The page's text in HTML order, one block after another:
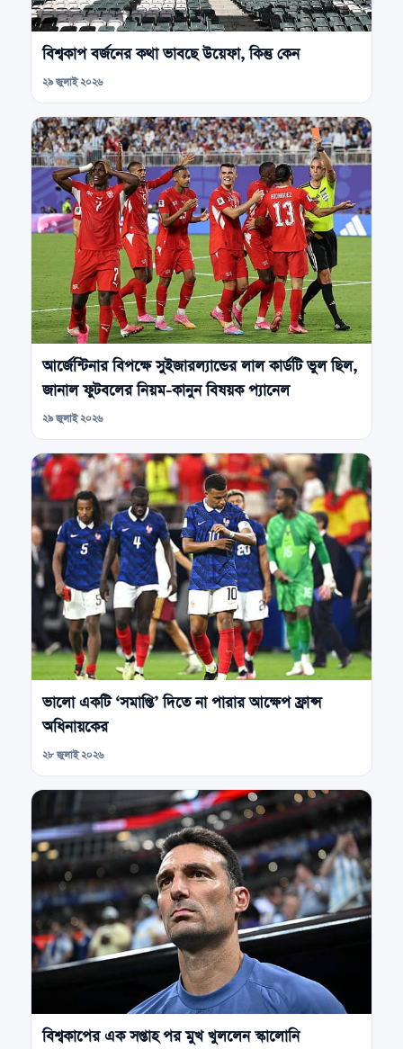
বিশ্বকাপ বর্জনের কথা ভাবছে উয়েফা, কিন্তু কেন
২৯ জুলাই ২০২৬
আর্জেন্টিনার বিপক্ষে সুইজারল্যান্ডের লাল কার্ডটি ভুল ছিল,
জানাল ফুটবলের নিয়ম-কানুন বিষয়ক প্যানেল
২৯ জুলাই ২০২৬
ভালো একটি ‘সমাপ্তি’ দিতে না পারার আক্ষেপ ফ্রান্স
অধিনায়কের
২৮ জুলাই ২০২৬
বিশ্বকাপের এক সপ্তাহ পর মুখ খুললেন স্কালোনি